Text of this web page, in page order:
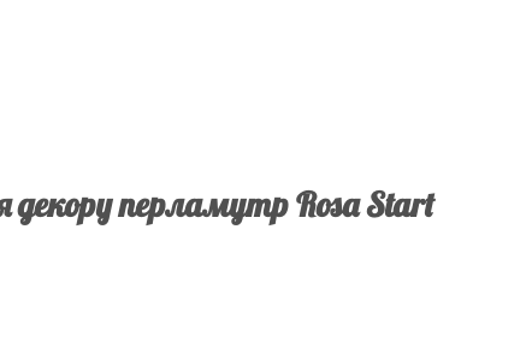
перламутр Rosa Start